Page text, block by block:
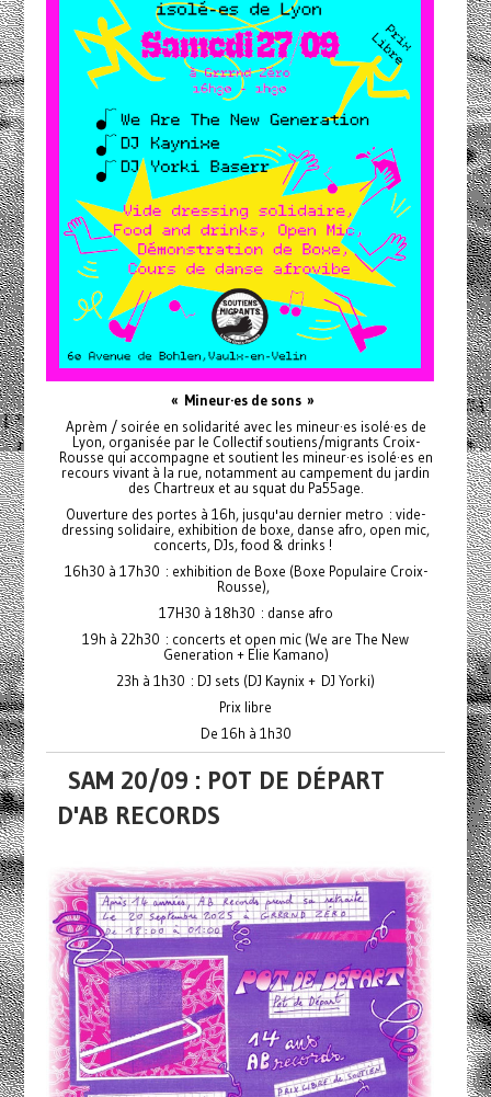
« Mineur·es de sons »
Aprèm / soirée en solidarité avec les mineur·es isolé·es de
Lyon, organisée par le Collectif soutiens/migrants Croix-
Rousse qui accompagne et soutient les mineur·es isolé·es en
recours vivant à la rue, notamment au campement du jardin
des Chartreux et au squat du Pa55age.
Ouverture des portes à 16h, jusqu'au dernier metro : vide-
dressing solidaire, exhibition de boxe, danse afro, open mic,
concerts, DJs, food & drinks !
16h30 à 17h30 : exhibition de Boxe (Boxe Populaire Croix-
Rousse),
17H30 à 18h30 : danse afro
19h à 22h30 : concerts et open mic (We are The New
Generation + Elie Kamano)
23h à 1h30 : DJ sets (DJ Kaynix + DJ Yorki)
Prix libre
De 16h à 1h30
SAM 20/09 : POT DE DÉPART
D'AB RECORDS